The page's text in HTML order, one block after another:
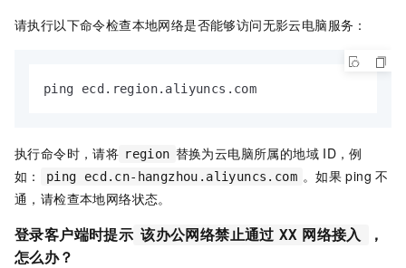
请执行以下命令检查本地网络是否能够访问无影云电脑服务：
ping ecd.region.aliyuncs.com
执行命令时，请将 region 替换为云电脑所属的地域 ID，例
如：
ping ecd.cn-hangzhou.aliyuncs.com 。如果 ping 不
通，请检查本地网络状态。
登录客户端时提示 该办公网络禁止通过 XX 网络接入
，
怎么办？